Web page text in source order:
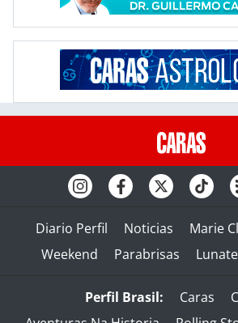
Diario Perfil Noticias Marie
Weekend
Parabrisas
Perfil Brasil: Caras